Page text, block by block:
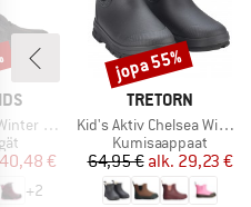
Boots
hinta
40,48 €
+2
MERKKI
TRETORN
Tuote
Kid's Aktiv Chelsea Winter
Tuoteryhmä
Kumisaappaat
Hinta
64,95 € Alennettu
alk. 29,23 €
Alennus
jopa 55%